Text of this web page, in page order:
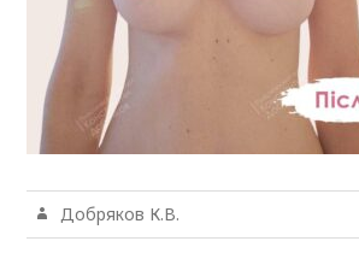
Добряков К.В.